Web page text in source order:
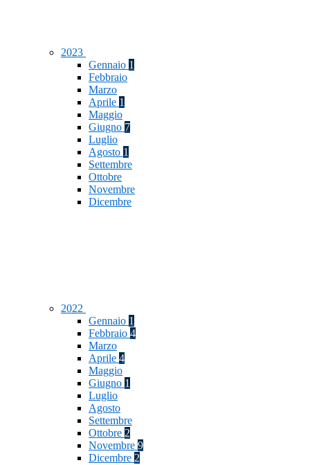
2023
Gennaio 1
Febbraio
Marzo
Aprile 1
Maggio
Giugno 7
Luglio
Agosto 1
Settembre
Ottobre
Novembre
Dicembre
2022
Gennaio 1
Febbraio 4
Marzo
Aprile 4
Maggio
Giugno 1
Luglio
Agosto
Settembre
Ottobre 2
Novembre 9
Dicembre 2